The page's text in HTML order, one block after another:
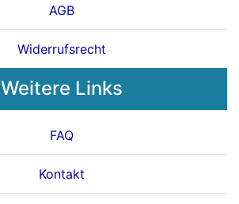
AGB
Widerrufsrecht
Weitere Links
FAQ
Kontakt